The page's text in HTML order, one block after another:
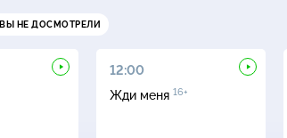
ВЫ НЕ ДОСМОТРЕЛИ
12:00
Жди меня 16+